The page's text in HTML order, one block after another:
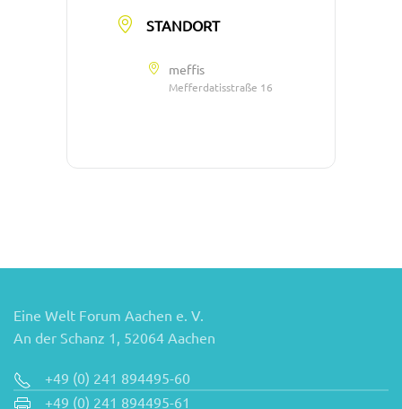
STANDORT
meffis
Mefferdatisstraße 16
Eine Welt Forum Aachen e. V.
An der Schanz 1, 52064 Aachen
+49 (0) 241 894495-60
+49 (0) 241 894495-61